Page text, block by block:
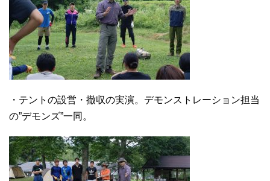
・テントの設営・撤収の実演。デモンストレーション担当
の”デモンズ”一同。